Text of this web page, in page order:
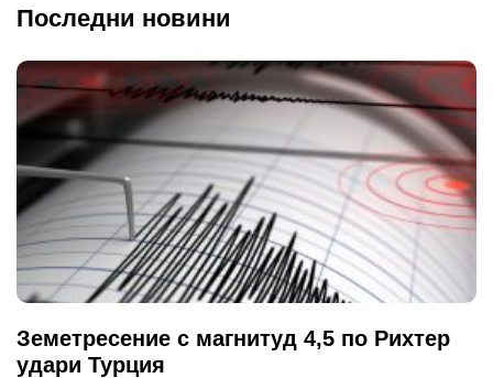
Последни новини
Земетресение с магнитуд 4,5 по Рихтер
удари Турция